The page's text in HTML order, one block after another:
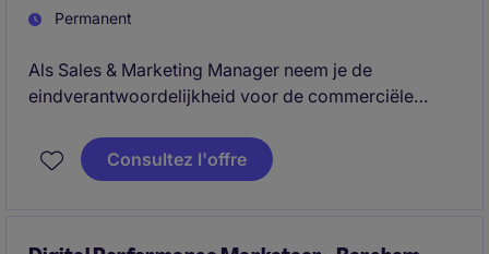
Permanent
Als Sales & Marketing Manager neem je de
eindverantwoordelijkheid voor de commerciële
strategisch inzicht met een pragmatische aanpak en
blijft nauw betrokken bij salesactiviteiten op het
Consultez l'offre